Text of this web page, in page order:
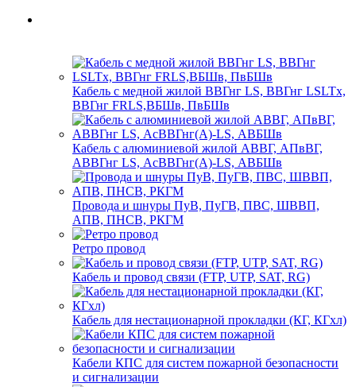
Кабель с медной жилой ВВГнг LS, ВВГнг LSLTx,
ВВГнг FRLS,ВБШв, ПвБШв
Кабель с алюминиевой жилой АВВГ, АПвВГ,
АВВГнг LS, АсВВГнг(А)-LS, АВБШв
Провода и шнуры ПуВ, ПуГВ, ПВС, ШВВП,
АПВ, ПНСВ, РКГМ
Ретро провод
Кабель и провод связи (FTP, UTP, SAT, RG)
Кабель для нестационарной прокладки (КГ, КГхл)
Кабели КПС для систем пожарной безопасности
и сигнализации